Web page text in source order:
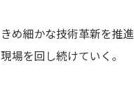
きめ細かな技術革新を推
現場を回し続けていく。